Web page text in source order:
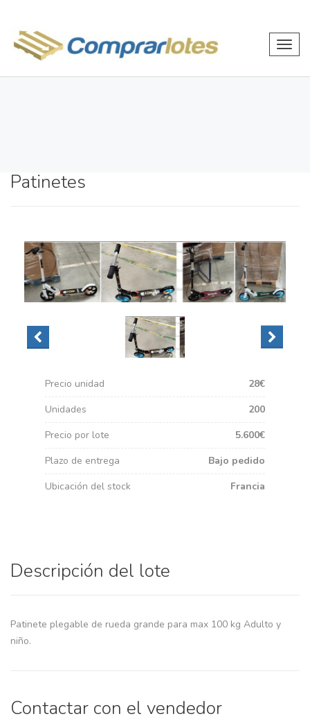
Patinetes
Precio unidad
28€
Unidades
200
Precio por lote
5.600€
Plazo de entrega
Bajo pedido
Ubicación del stock
Francia
Descripción del lote
Patinete plegable de rueda grande para max 100 kg Adulto y
niño.
Contactar con el vendedor